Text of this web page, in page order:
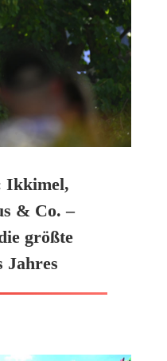
Ikkimel,
& Co. –
größte
Jahres